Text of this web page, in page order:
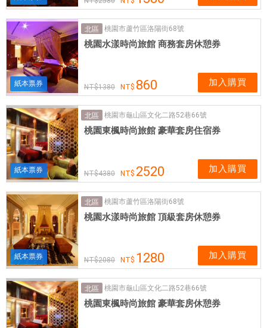
紙本票券
北區 桃園市蘆竹區洛陽街68號
桃園水漾時尚旅館 商務套房休憩券
1380 860 加入購買
紙本票券
北區 桃園市龜山區文化二路52巷66號
桃園東楓時尚旅館 豪華套房住宿券
4380 2520 加入購買
紙本票券
北區 桃園市蘆竹區洛陽街68號
桃園水漾時尚旅館 頂級套房休憩券
2080 1280 加入購買
北區 桃園市龜山區文化二路52巷66號
桃園東楓時尚旅館 豪華套房休憩券